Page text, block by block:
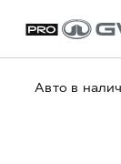
Авто в